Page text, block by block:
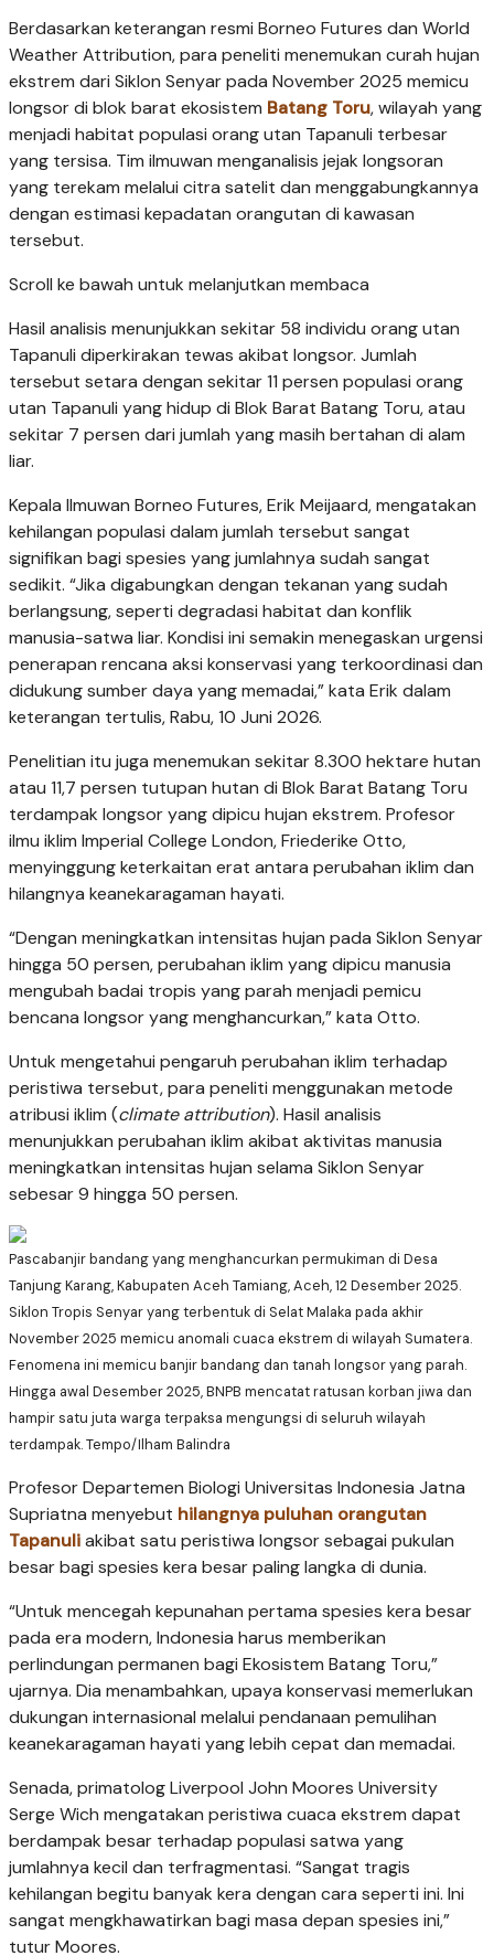
Berdasarkan keterangan resmi Borneo Futures dan World
Weather Attribution, para peneliti menemukan curah hujan
ekstrem dari Siklon Senyar pada November 2025 memicu
longsor di blok barat ekosistem Batang Toru, wilayah yang
menjadi habitat populasi orang utan Tapanuli terbesar
yang tersisa. Tim ilmuwan menganalisis jejak longsoran
yang terekam melalui citra satelit dan menggabungkannya
dengan estimasi kepadatan orangutan di kawasan
tersebut.
Scroll ke bawah untuk melanjutkan membaca
Hasil analisis menunjukkan sekitar 58 individu orang utan
Tapanuli diperkirakan tewas akibat longsor. Jumlah
tersebut setara dengan sekitar 11 persen populasi orang
utan Tapanuli yang hidup di Blok Barat Batang Toru, atau
sekitar 7 persen dari jumlah yang masih bertahan di alam
liar.
Kepala Ilmuwan Borneo Futures, Erik Meijaard, mengatakan
kehilangan populasi dalam jumlah tersebut sangat
signifikan bagi spesies yang jumlahnya sudah sangat
sedikit. “Jika digabungkan dengan tekanan yang sudah
berlangsung, seperti degradasi habitat dan konflik
manusia-satwa liar. Kondisi ini semakin menegaskan urgensi
penerapan rencana aksi konservasi yang terkoordinasi dan
didukung sumber daya yang memadai,” kata Erik dalam
keterangan tertulis, Rabu, 10 Juni 2026.
Penelitian itu juga menemukan sekitar 8.300 hektare hutan
atau 11,7 persen tutupan hutan di Blok Barat Batang Toru
terdampak longsor yang dipicu hujan ekstrem. Profesor
ilmu iklim Imperial College London, Friederike Otto,
menyinggung keterkaitan erat antara perubahan iklim dan
hilangnya keanekaragaman hayati.
“Dengan meningkatkan intensitas hujan pada Siklon Senyar
hingga 50 persen, perubahan iklim yang dipicu manusia
mengubah badai tropis yang parah menjadi pemicu
bencana longsor yang menghancurkan,” kata Otto.
Untuk mengetahui pengaruh perubahan iklim terhadap
peristiwa tersebut, para peneliti menggunakan metode
atribusi iklim (climate attribution). Hasil analisis
menunjukkan perubahan iklim akibat aktivitas manusia
meningkatkan intensitas hujan selama Siklon Senyar
sebesar 9 hingga 50 persen.
Pascabanjir bandang yang menghancurkan permukiman di Desa
Tanjung Karang, Kabupaten Aceh Tamiang, Aceh, 12 Desember 2025.
Siklon Tropis Senyar yang terbentuk di Selat Malaka pada akhir
November 2025 memicu anomali cuaca ekstrem di wilayah Sumatera.
Fenomena ini memicu banjir bandang dan tanah longsor yang parah.
Hingga awal Desember 2025, BNPB mencatat ratusan korban jiwa dan
hampir satu juta warga terpaksa mengungsi di seluruh wilayah
terdampak. Tempo/Ilham Balindra
Profesor Departemen Biologi Universitas Indonesia Jatna
Supriatna menyebut hilangnya puluhan orangutan
Tapanuliakibat satu peristiwa longsor sebagai pukulan
besar bagi spesies kera besar paling langka di dunia.
“Untuk mencegah kepunahan pertama spesies kera besar
pada era modern, Indonesia harus memberikan
perlindungan permanen bagi Ekosistem Batang Toru,”
ujarnya. Dia menambahkan, upaya konservasi memerlukan
dukungan internasional melalui pendanaan pemulihan
keanekaragaman hayati yang lebih cepat dan memadai.
Senada, primatolog Liverpool John Moores University
Serge Wich mengatakan peristiwa cuaca ekstrem dapat
berdampak besar terhadap populasi satwa yang
jumlahnya kecil dan terfragmentasi. “Sangat tragis
kehilangan begitu banyak kera dengan cara seperti ini. Ini
sangat mengkhawatirkan bagi masa depan spesies ini,”
tutur Moores.